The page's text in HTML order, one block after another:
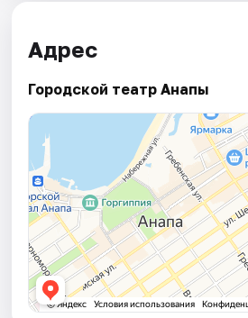
Адрес
Городской театр Анапы